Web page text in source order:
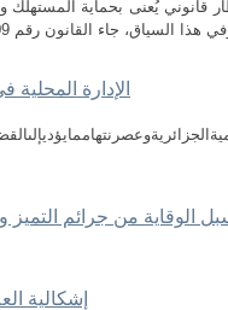
قانوني يُعنى بحماية
الإدارة
الوقاية من جرائم التميز
إشكالية